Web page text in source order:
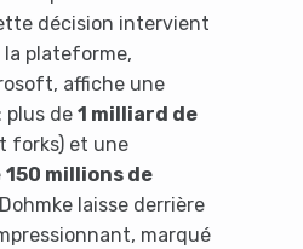
décision intervient
plateforme,
affiche une
plus de 1 milliard de
forks) et une
150 millions de
laisse derrière
marqué